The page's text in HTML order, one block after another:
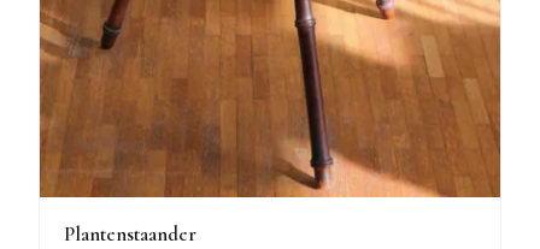
Plantenstaander